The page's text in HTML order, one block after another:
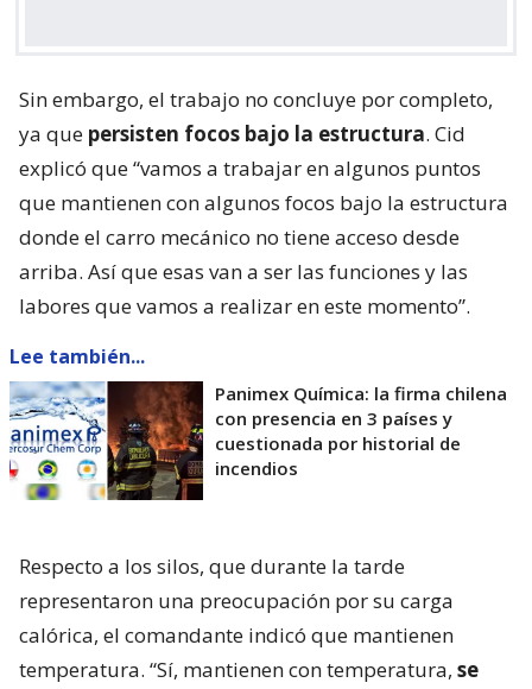
Sin embargo, el trabajo no concluye por completo,
ya que persisten focos bajo la estructura. Cid
explicó que “vamos a trabajar en algunos puntos
que mantienen con algunos focos bajo la estructura
donde el carro mecánico no tiene acceso desde
arriba. Así que esas van a ser las funciones y las
labores que vamos a realizar en este momento”.
Lee también...
Panimex Química: la firma chilena
con presencia en 3 países y
cuestionada por historial de
incendios
Respecto a los silos, que durante la tarde
representaron una preocupación por su carga
calórica, el comandante indicó que mantienen
temperatura. “Sí, mantienen con temperatura, se